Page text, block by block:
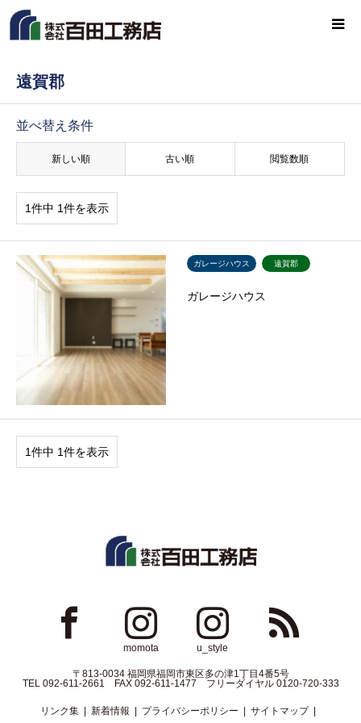
遠賀郡
並べ替え条件
新しい順 古い順 閲覧数順
1件中 1件を表示
ガレージハウス 遠賀郡
ガレージハウス
1件中 1件を表示
Instagram
momota
Instagram
u_style
RSS
〒813-0034 福岡県福岡市東区多の津1丁目4番5号
TEL 092-611-2661 FAX 092-611-1477 フリーダイヤル 0120-720-333
リンク集 新着情報 プライバシーポリシー サイトマップ